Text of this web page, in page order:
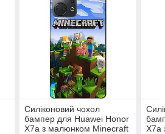
Силіконовий чохол
бампер для Huawei Honor
X7a з малюнком Minecraft
X7a